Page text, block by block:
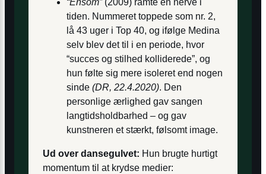
“Ensom”(2009) ramte en nerve i
tiden. Nummeret toppede som nr. 2,
lå 43 uger i Top 40, og ifølge Medina
selv blev det til i en periode, hvor
“succes og stilhed kolliderede”, og
hun følte sig mere isoleret end nogen
sinde (DR, 22.4.2020). Den
personlige ærlighed gav sangen
langtidsholdbarhed – og gav
kunstneren et stærkt, følsomt image.
Ud over dansegulvet: Hun brugte hurtigt
momentum til at krydse medier: